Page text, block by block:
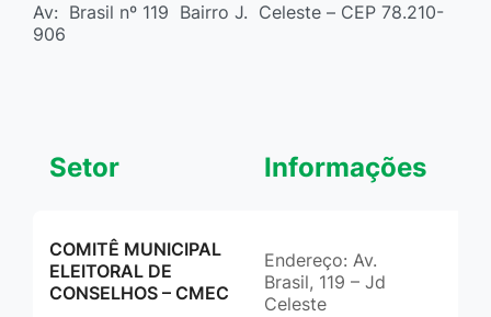
Av: Brasil nº 119 Bairro J. Celeste – CEP 78.210-
906
Setor Informações
COMITÊ MUNICIPAL
ELEITORAL DE
CONSELHOS – CMEC
Endereço: Av.
Brasil, 119 – Jd
Celeste